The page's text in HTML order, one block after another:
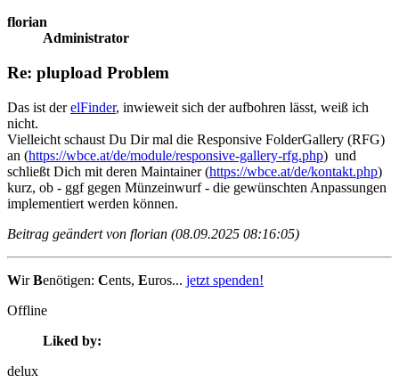
florian
Administrator
Re: plupload Problem
Das ist derelFinder, inwieweit sich der aufbohren lässt, weiß ich
nicht.
Vielleicht schaust Du Dir mal die Responsive FolderGallery (RFG)
an (https://wbce.at/de/module/responsive-gallery-rfg.php) und
schließt Dich mit deren Maintainer (https://wbce.at/de/kontakt.php)
kurz, ob - ggf gegen Münzeinwurf - die gewünschten Anpassungen
implementiert werden können.
Beitrag geändert von florian (08.09.2025 08:16:05)
WirBenötigen: Cents, Euros... jetzt spenden!
Offline
Liked by:
delux